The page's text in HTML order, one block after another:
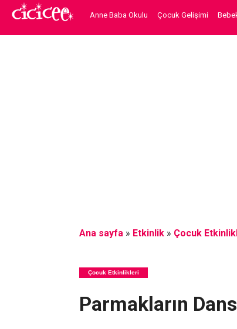
Anne Baba Okulu Çocuk Gelişimi
Ana sayfa» Etkinlik» Çocuk
Çocuk Etkinlikleri
Parmakların